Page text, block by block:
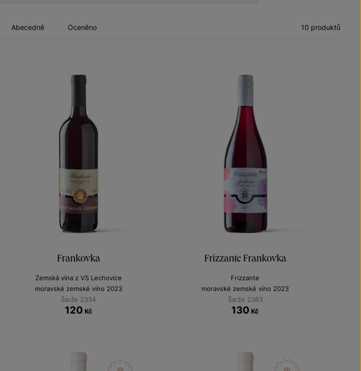
Abecedně Oceněno 10 produktů
Frankovka
Zemská vína z VS Lechovice
moravské zemské víno 2023
Šarže 2334
120 Kč
Frizzante Frankovka
Frizzante
moravské zemské víno 2023
Šarže 2383
130 Kč